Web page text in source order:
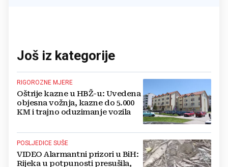
Još iz kategorije
RIGOROZNE MJERE
Oštrije kazne u HBŽ-u: Uvedena
objesna vožnja, kazne do 5.000
KM i trajno oduzimanje vozila
POSLJEDICE SUŠE
VIDEO Alarmantni prizori u BiH:
Rijeka u potpunosti presušila,